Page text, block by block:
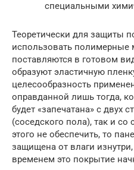
специальными
Теоретически для защиты
использовать полимерные
поставляются в готовом
образуют эластичную
целесообразность
оправданной лишь тогда,
будет «запечатана» с двух
(соседского пола), так и
этого не обеспечить, то
защищена от влаги
временем это покрытие